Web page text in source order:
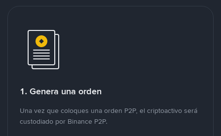
1. Genera una orden
Una vez que coloques una orden P2P, el criptoactivo será
custodiado por Binance P2P.